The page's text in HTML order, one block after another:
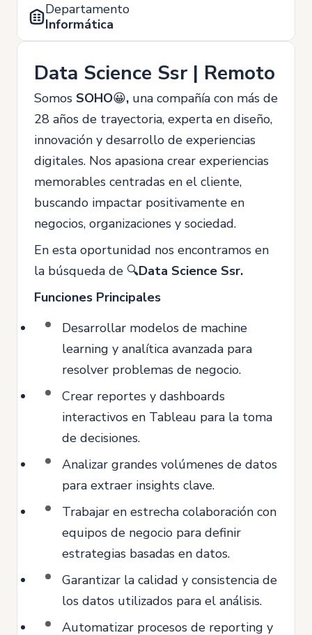
Departamento
Informática
Data Science Ssr | Remoto
Somos SOHO😀, una compañía con más de
28 años de trayectoria, experta en diseño,
innovación y desarrollo de experiencias
digitales. Nos apasiona crear experiencias
memorables centradas en el cliente,
buscando impactar positivamente en
negocios, organizaciones y sociedad.
En esta oportunidad nos encontramos en
la búsqueda de 🔍Data Science Ssr.
Funciones Principales
Desarrollar modelos de machine
learning y analítica avanzada para
resolver problemas de negocio.
Crear reportes y dashboards
interactivos en Tableau para la toma
de decisiones.
Analizar grandes volúmenes de datos
para extraer insights clave.
Trabajar en estrecha colaboración con
equipos de negocio para definir
estrategias basadas en datos.
Garantizar la calidad y consistencia de
los datos utilizados para el análisis.
Automatizar procesos de reporting y